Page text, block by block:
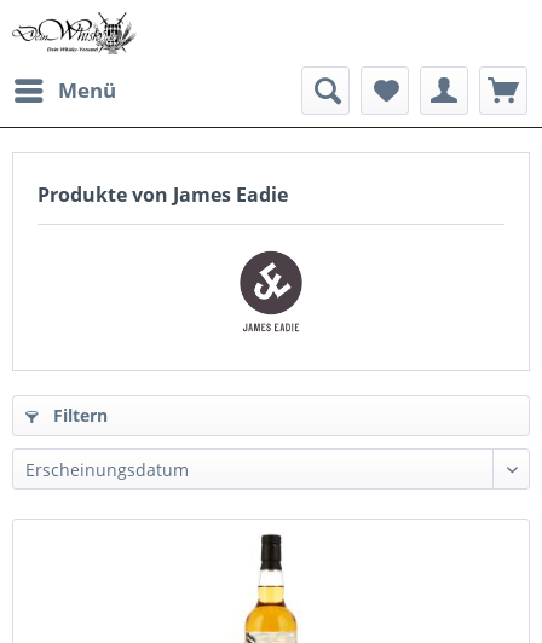
Menü
Produkte von James Eadie
Filtern